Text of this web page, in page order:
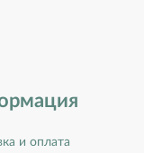
и оплата